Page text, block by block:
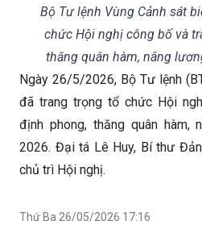
Bộ Tư lệnh Vùng Cảnh sát
chức Hội nghị công bố và
thăng quân hàm, nâng
Ngày 26/5/2026, Bộ Tư lệnh
đã trang trọng tổ chức Hội
định phong, thăng quân hàm,
2026. Đại tá Lê Huy, Bí thư
chủ trì Hội nghị.
Thứ Ba 26/05/2026 17:16